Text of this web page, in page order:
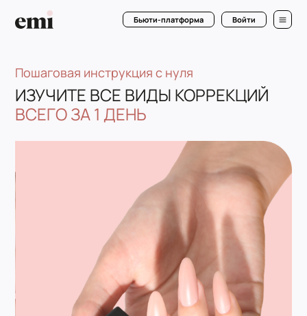
Бьюти-платформа Войти
Пошаговая инструкция с нуля
ИЗУЧИТЕ ВСЕ ВИДЫ КОРРЕКЦИЙ
ВСЕГО ЗА 1 ДЕНЬ